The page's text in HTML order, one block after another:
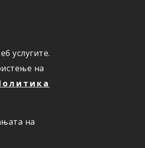
услугите.
на
на